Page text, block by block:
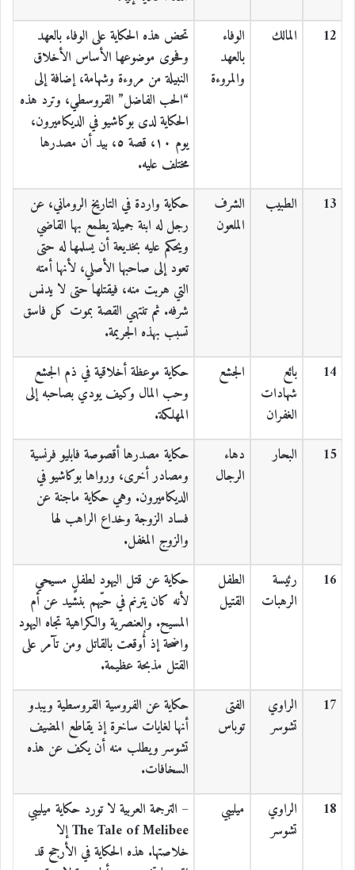
12
المالك
الوفاء
بالعهد
والمروءة
تحض هذه الحكاية على الوفاء بالعهد
وفحوى موضوعها الأساس الأخلاق
النبيلة من مروءة وشهامة، إضافة إلى
“الحب الفاضل” القروسطي، وترد هذه
الحكاية لدى بوكاشيو في الديكاميرون،
يوم ١٠، قصة ٥، بيد أن مصدرها
مختلف عليه.
13
الطبيب
الشرف
الملعون
حكاية واردة في التاريخ الروماني، عن
رجل له ابنة جميلة يطمع بها القاضي
ويحكم عليه بخديعة أن يسلمها له حتى
تعود إلى صاحبها الأصلي، لأنها أمته
التي هربت منه، فيقتلها حتى لا يدنس
شرفه. ثم تنتهي القصة بموت كل فاسق
تسبب بهذه الجريمة.
14
بائع
شهادات
الغفران
الجشع
حكاية موعظة أخلاقية في ذم الجشع
وحب المال وكيف يودي بصاحبه إلى
المهلكة.
15
البحار
دهاء
الرجال
حكاية مصدرها أقصوصة فابليو فرنسية
ومصادر أخرى، ورواها بوكاشيو في
الديكاميرون. وهي حكاية ماجنة عن
فساد الزوجة وخداع الراهب لها
والزوج المغفل.
16
رئيسة
الرهبات
الطفل
القتيل
حكاية عن قتل اليهود لطفلٍ مسيحي
لأنه كان يترنم في حيّهم بنشيد عن أم
المسيح. والعنصرية والكراهية تجاه اليهود
واضحة إذ أُوقعت بالقاتل ومن تآمر على
القتل مذبحة عظيمة.
17
الراوي
تشوسر
الفتى
توباس
حكاية عن الفروسية القروسطية ويبدو
أنها لغايات ساخرة إذ يقاطع المضيف
تشوسر ويطلب منه أن يكف عن هذه
السخافات.
18
الراوي
تشوسر
ميليبي
– الترجمة العربية لا تورد حكاية ميليبي
The Tale of Melibee إلا
خلاصتها. هذه الحكاية في الأرجح قد